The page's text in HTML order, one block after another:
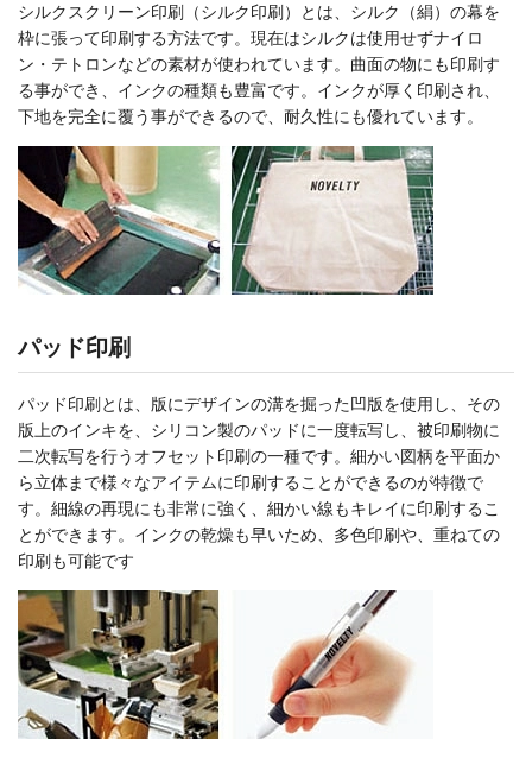
シルクスクリーン印刷（シルク印刷）とは、シルク（絹）の幕を
枠に張って印刷する方法です。現在はシルクは使用せずナイロ
ン・テトロンなどの素材が使われています。曲面の物にも印刷す
る事ができ、インクの種類も豊富です。インクが厚く印刷され、
下地を完全に覆う事ができるので、耐久性にも優れています。
パッド印刷
パッド印刷とは、版にデザインの溝を掘った凹版を使用し、その
版上のインキを、シリコン製のパッドに一度転写し、被印刷物に
二次転写を行うオフセット印刷の一種です。細かい図柄を平面か
ら立体まで様々なアイテムに印刷することができるのが特徴で
す。細線の再現にも非常に強く、細かい線もキレイに印刷するこ
とができます。インクの乾燥も早いため、多色印刷や、重ねての
印刷も可能です